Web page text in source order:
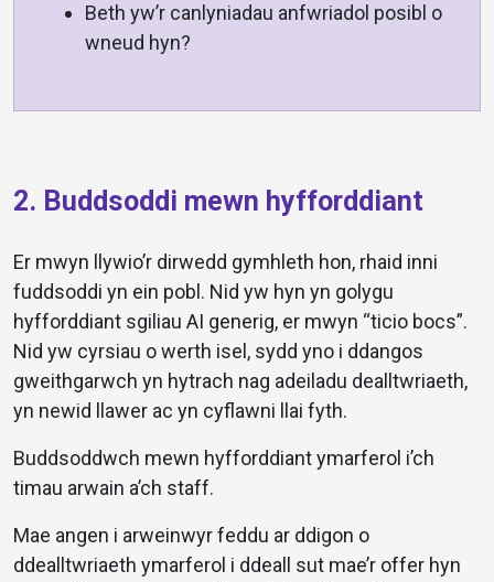
Beth yw’r canlyniadau anfwriadol posibl o
wneud hyn?
2. Buddsoddi mewn hyfforddiant
Er mwyn llywio’r dirwedd gymhleth hon, rhaid inni
fuddsoddi yn ein pobl. Nid yw hyn yn golygu
hyfforddiant sgiliau AI generig, er mwyn “ticio bocs”.
Nid yw cyrsiau o werth isel, sydd yno i ddangos
gweithgarwch yn hytrach nag adeiladu dealltwriaeth,
yn newid llawer ac yn cyflawni llai fyth.
Buddsoddwch mewn hyfforddiant ymarferol i’ch
timau arwain a’ch staff.
Mae angen i arweinwyr feddu ar ddigon o
ddealltwriaeth ymarferol i ddeall sut mae’r offer hyn